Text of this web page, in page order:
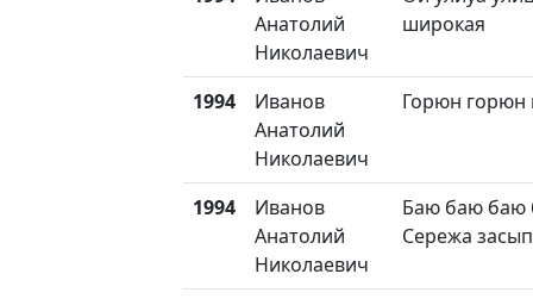
Анатолий
Николаевич
широкая
1994
Иванов
Анатолий
Николаевич
Горюн горюн
1994
Иванов
Анатолий
Николаевич
Баю баю баю
Сережа